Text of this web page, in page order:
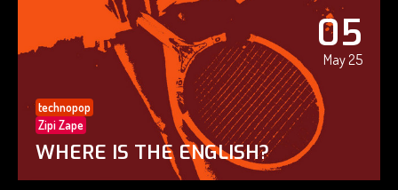
05
May 25
technopop
Zipi Zape
WHERE IS THE ENGLISH?